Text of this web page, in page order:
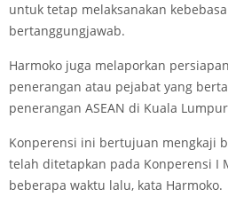
untuk tetap melaksanakan
bertanggungjawab.
Harmoko juga melaporkan
penerangan atau pejabat yang
penerangan ASEAN di Kuala
Konperensi ini bertujuan mengkaji
telah ditetapkan pada Konperensi I
beberapa waktu lalu, kata Harmoko.